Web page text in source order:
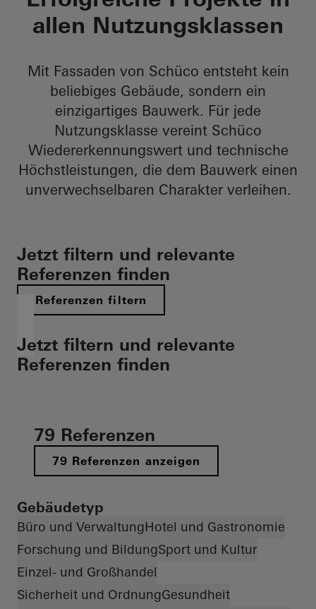
allen Nutzungsklassen​
Mit Fassaden von Schüco entsteht kein
beliebiges Gebäude, sondern ein
einzigartiges Bauwerk. Für jede
Nutzungsklasse vereint Schüco
Wiedererkennungswert und technische
Höchstleistungen, die dem Bauwerk einen
unverwechselbaren Charakter verleihen.​
Jetzt filtern und relevante
Referenzen finden
Referenzen filtern
Jetzt filtern und relevante
Referenzen finden
79 Referenzen
79 Referenzen anzeigen
Gebäudetyp
Büro und VerwaltungHotel und Gastronomie
Forschung und BildungSport und Kultur
Einzel- und Großhandel
Sicherheit und OrdnungGesundheit